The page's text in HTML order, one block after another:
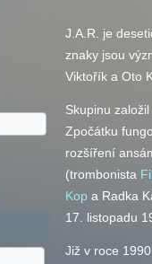
J.A.R. je
znaky jsou
Viktořík a Oto
Skupinu
Zpočátku
rozšíření
(trombonista
Kop a Radka
17. listopadu
Již v roce